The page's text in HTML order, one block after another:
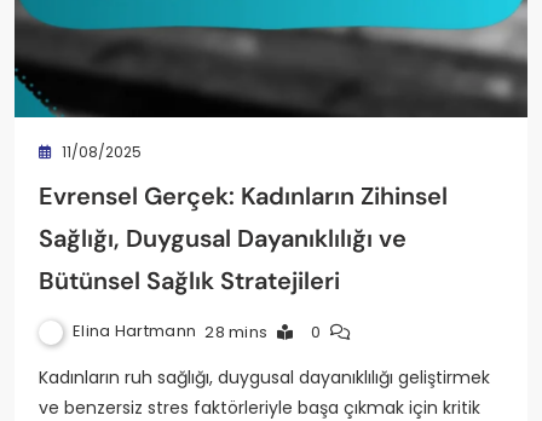
11/08/2025
Evrensel Gerçek: Kadınların Zihinsel
Sağlığı, Duygusal Dayanıklılığı ve
Bütünsel Sağlık Stratejileri
Elina Hartmann 28 mins 0
Kadınların ruh sağlığı, duygusal dayanıklılığı geliştirmek
ve benzersiz stres faktörleriyle başa çıkmak için kritik